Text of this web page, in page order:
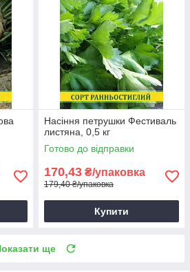
Насіння петрушки Фестиваль
листяна, 0,5 кг
Готово до відправки
170,43 ₴/упаковка
179,40 ₴/упаковка
Купити
ще